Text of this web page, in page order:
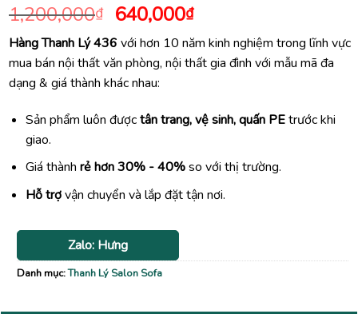
1,200,000₫ Giá
gốc
là:
1,200,000₫.
640,000₫Giá
hiện
tại
là:
Hàng Thanh Lý 436 với hơn 10 năm kinh nghiệm trong lĩnh vực
mua bán nội thất văn phòng, nội thất gia đình với mẫu mã đa
dạng & giá thành khác nhau:
Sản phẩm luôn đượctân trang, vệ sinh, quấn PEtrước khi
giao.
Giá thành rẻ hơn 30% - 40%so với thị trường.
Hỗ trợvận chuyển và lắp đặt tận nơi.
Zalo: Hưng
Danh mục:Thanh Lý Salon Sofa